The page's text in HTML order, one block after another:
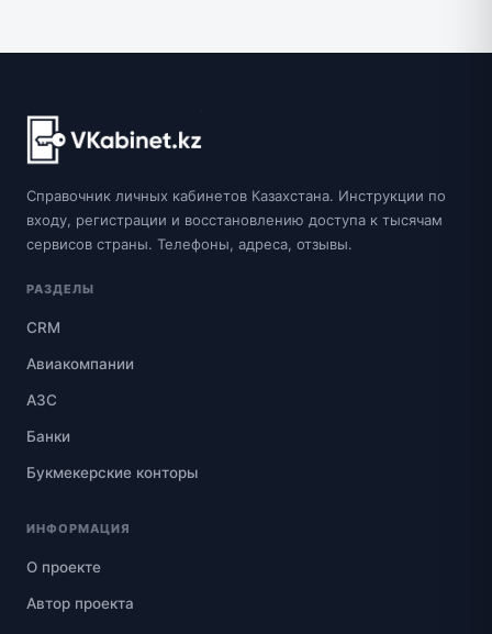
Справочник личных кабинетов Казахстана. Инструкции по
входу, регистрации и восстановлению доступа к тысячам
сервисов страны. Телефоны, адреса, отзывы.
РАЗДЕЛЫ
CRM
Авиакомпании
АЗС
Банки
Букмекерские конторы
ИНФОРМАЦИЯ
О проекте
Автор проекта